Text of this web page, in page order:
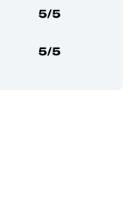
5/5
5/5